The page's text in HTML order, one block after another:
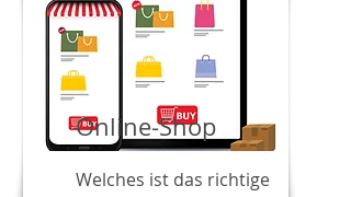
Online-Shop
Welches ist das richtige